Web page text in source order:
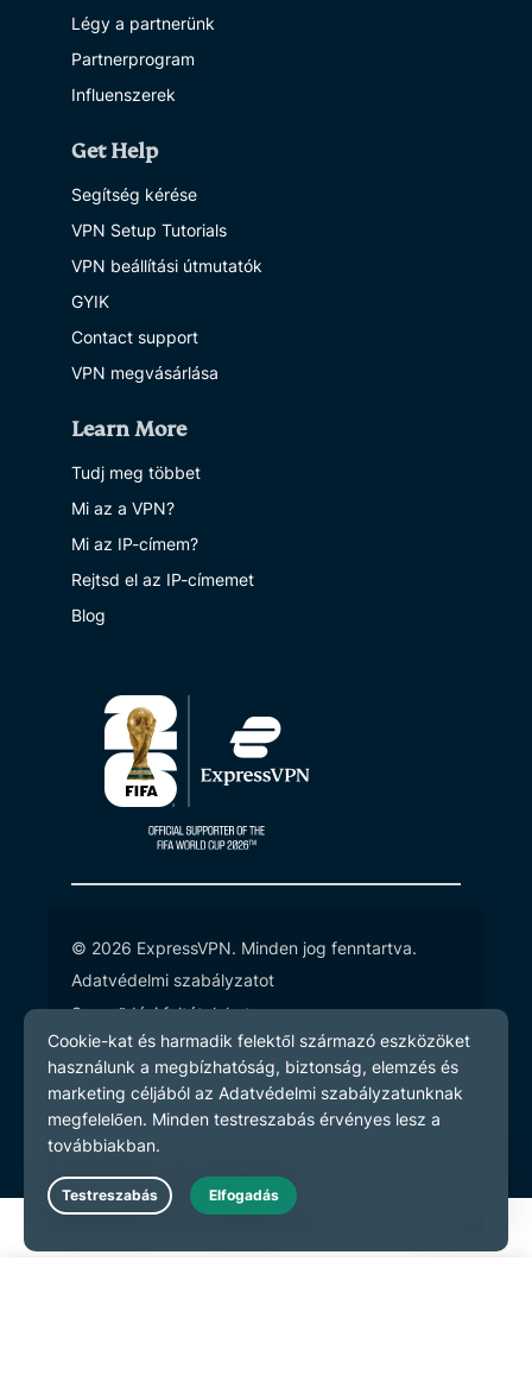
Légy a partnerünk
Partnerprogram
Influenszerek
Get Help
Segítség kérése
VPN Setup Tutorials
VPN beállítási útmutatók
GYIK
Contact support
VPN megvásárlása
Learn More
Tudj meg többet
Mi az a VPN?
Mi az IP-címem?
Rejtsd el az IP-címemet
Blog
© 2026 ExpressVPN. Minden jog fenntartva.
Adatvédelmi szabályzatot
Szerződési feltételeket
Cookie preferenciák